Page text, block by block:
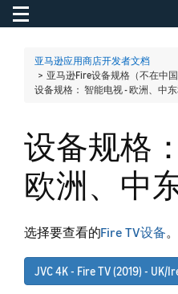
Toggle navigation
亚马逊应用商店开发者文档
> 亚马逊Fire设备规格（不在中
设备规格： 智能电视 - 欧洲、中
设备规格
欧洲、中
选择要查看的Fire TV设备
JVC 4K - Fire TV (2019) - UK/